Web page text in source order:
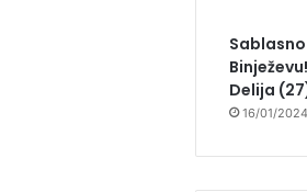
Delija
16/01/2024